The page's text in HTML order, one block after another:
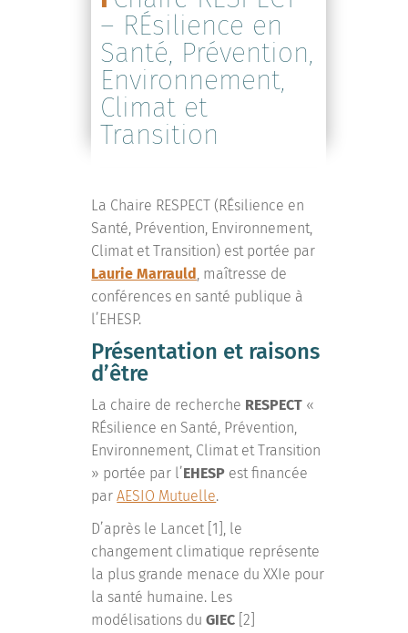
– RÉsilience en
Santé, Prévention,
Environnement,
Climat et
Transition
La Chaire RESPECT (RÉsilience en
Santé, Prévention, Environnement,
Climat et Transition) est portée par
Laurie Marrauld, maîtresse de
conférences en santé publique à
l’EHESP.
Présentation et raisons
d’être
La chaire de recherche RESPECT «
RÉsilience en Santé, Prévention,
Environnement, Climat et Transition
» portée par l’EHESP est financée
parAESIO Mutuelle.
D’après le Lancet [1], le
changement climatique représente
la plus grande menace du XXIe pour
la santé humaine. Les
modélisations duGIEC [2]